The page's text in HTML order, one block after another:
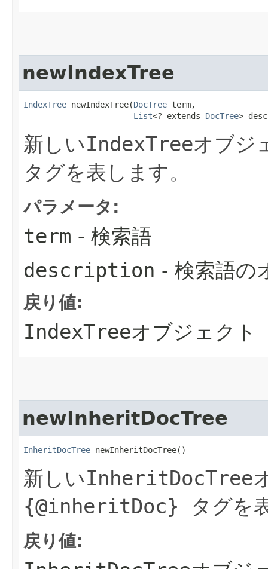
newIndexTree
IndexTree newIndexTree​(DocTree term,
List<? extends DocTree>
新しいIndexTreeオブジ
タグを表します。
パラメータ:
term - 検索語
description - 検索語の
戻り値:
IndexTreeオブジェクト
newInheritDocTree
InheritDocTree newInheritDocTree()
新しいInheritDocTree
{@inheritDoc} タグを
戻り値: